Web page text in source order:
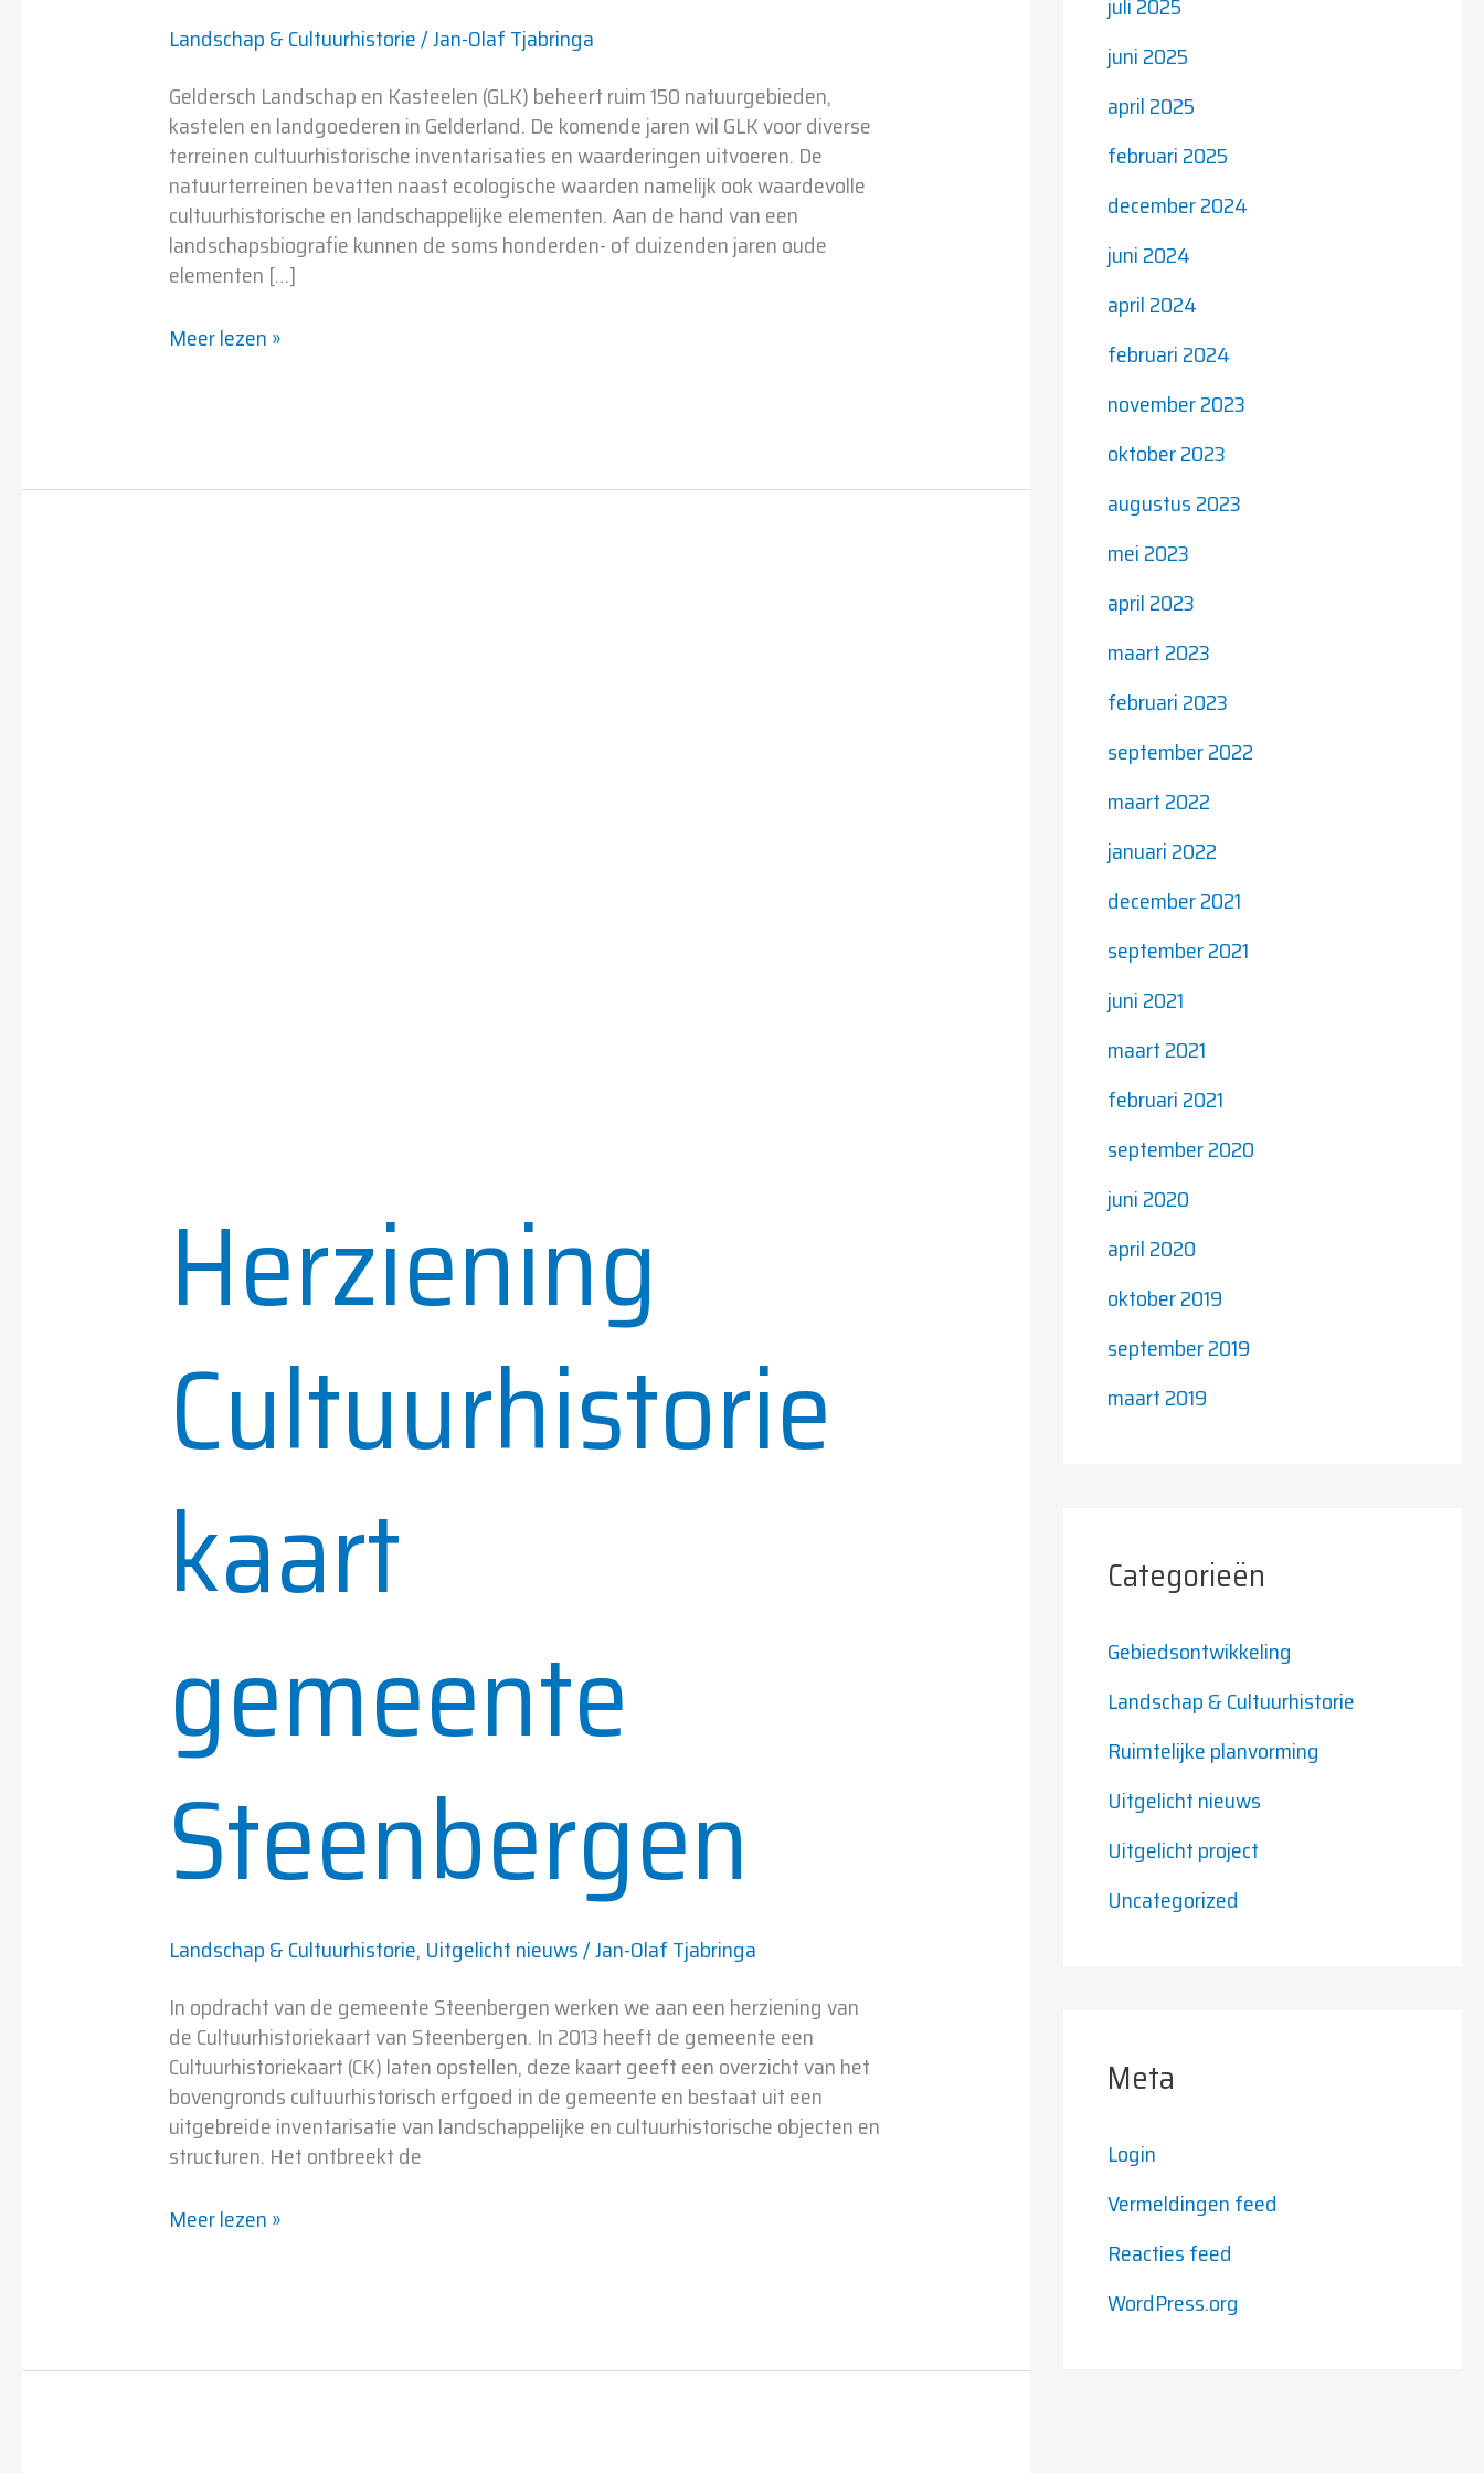
Landschap & Cultuurhistorie/Jan-Olaf Tjabringa
Geldersch Landschap en Kasteelen (GLK) beheert ruim 150 natuurgebieden,
kastelen en landgoederen in Gelderland. De komende jaren wil GLK voor diverse
terreinen cultuurhistorische inventarisaties en waarderingen uitvoeren. De
natuurterreinen bevatten naast ecologische waarden namelijk ook waardevolle
cultuurhistorische en landschappelijke elementen. Aan de hand van een
landschapsbiografie kunnen de soms honderden- of duizenden jaren oude
elementen […]
Meer lezen »
Herziening
Cultuurhistorie
kaart
gemeente
Steenbergen
Landschap & Cultuurhistorie, Uitgelicht nieuws/Jan-Olaf Tjabringa
In opdracht van de gemeente Steenbergen werken we aan een herziening van
de Cultuurhistoriekaart van Steenbergen. In 2013 heeft de gemeente een
Cultuurhistoriekaart (CK) laten opstellen, deze kaart geeft een overzicht van het
bovengronds cultuurhistorisch erfgoed in de gemeente en bestaat uit een
uitgebreide inventarisatie van landschappelijke en cultuurhistorische objecten en
structuren. Het ontbreekt de
Meer lezen »
juni 2025
april 2025
februari 2025
december 2024
juni 2024
april 2024
februari 2024
november 2023
oktober 2023
augustus 2023
mei 2023
april 2023
maart 2023
februari 2023
september 2022
maart 2022
januari 2022
december 2021
september 2021
juni 2021
maart 2021
februari 2021
september 2020
juni 2020
april 2020
oktober 2019
september 2019
maart 2019
Categorieën
Gebiedsontwikkeling
Landschap & Cultuurhistorie
Ruimtelijke planvorming
Uitgelicht nieuws
Uitgelicht project
Uncategorized
Meta
Login
Vermeldingen feed
Reacties feed
WordPress.org